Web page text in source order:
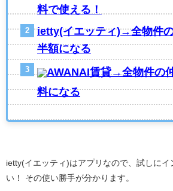
料で使える！
ietty(イエッティ)→全物件
半額になる
AWANAI賃貸→全物件の
料になる
ietty(イエッティ)はアプリなので、試しにイ
い！ その使い勝手が分かります。